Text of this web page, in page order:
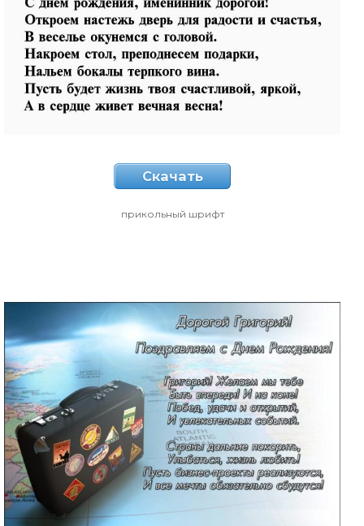
Скачать
прикольный шрифт